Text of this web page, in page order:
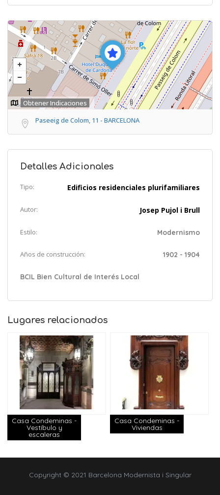
Obtener Indicaciones
Paseeig de Colom, 11 - BARCELONA
Detalles Adicionales
Tipo: Edificios residenciales plurifamiliares
Autor: Josep Pujol i Brull
Estilo: Modernismo
Años de construcción: 1902 - 1904
BCIL Bien Cultural de Interés Local
Lugares relacionados
Casa Condeminas -
Vestíbulo y
escaleras
Casa Condeminas -
Viviendas
Copyright © 2021 Barcelona Modernista i Singular